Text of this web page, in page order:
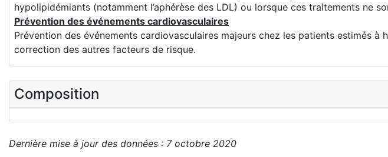
hypolipidémiants (notamment l’aphérèse des LDL) ou lorsque ces traitements ne
Prévention des événements cardiovasculaires
Prévention des événements cardiovasculaires majeurs chez les patients estimés
correction des autres facteurs de risque.
Composition
Dernière mise à jour des données : 7 octobre 2020